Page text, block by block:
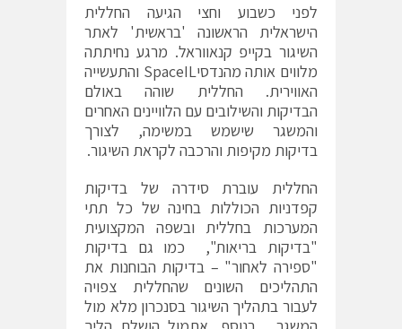
לפני כשבוע וחצי הגיעה החללית
הישראלית הראשונה 'בראשית' לאתר
השיגור בקייפ קנאווראל. מרגע נחיתתה
מלווים אותה מהנדסיSpaceIL והתעשייה
האווירית. החללית שוהה באולם
הבדיקות והשילובים עם הלוויינים האחרים
והמשגר שישמש במשימה, לצורך
בדיקות מקיפות והרכבה לקראת השיגור.
החללית עוברת סידרה של בדיקות
קפדניות הכוללות בחינה של כל תתי
המערכות בחללית ובשפה המקצועית
"בדיקות בריאות", כמו גם בדיקות
"ספירה לאחור" – בדיקות הבוחנות את
התהליכים השונים שהחללית צפויה
לעבור בתהליך השיגור בסנכרון מלא מול